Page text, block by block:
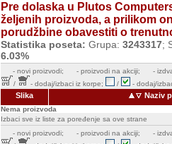
Pre dolaska u Plutos
željenih proizvoda, a prilikom
porudžbine obavestiti o
Statistika poseta: Grupa: 3243317;
6.03%
- novi proizvodi; - proizvodi na akciji;
-
/
- dodaj/izbaci iz korpe; / - dodaj/
Slika Naziv
Nema proizvoda
Izbaci sve iz liste za poređenje sa ove strane
- novi proizvodi; - proizvodi na akciji;
-